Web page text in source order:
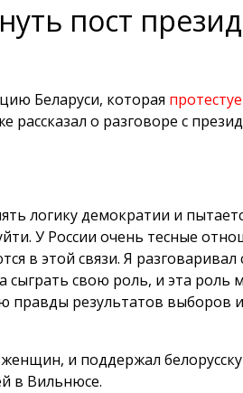
пост
Беларуси, которая
рассказал о разговоре с
логику демократии и
У России очень тесные
в этой связи. Я разговаривал
сыграть свою роль, и эта роль
правды результатов выборов
и поддержал
в Вильнюсе.